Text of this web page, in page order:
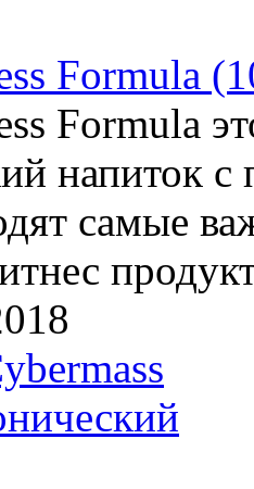
Formula
Formula
напиток
самые